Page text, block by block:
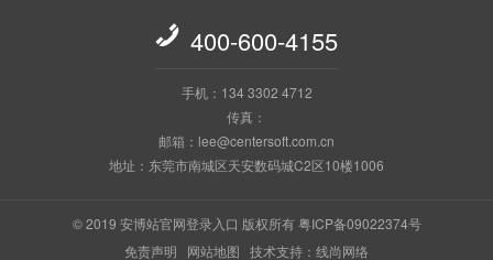
 400-600-4155
手机：134 3302 4712
传真：
邮箱：lee@centersoft.com.cn
地址：东莞市南城区天安数码城C2区10楼1006
© 2019 安博站官网登录入口 版权所有粤ICP备09022374号
免责声明
网站地图 技术支持：线尚网络